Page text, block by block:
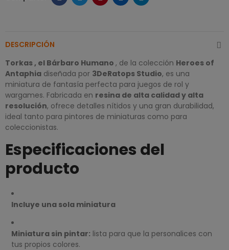
DESCRIPCIÓN
Torkas , el Bárbaro Humano , de la colección Heroes of
Antaphia diseñada por 3DeRatops Studio, es una
miniatura de fantasía perfecta para juegos de rol y
wargames. Fabricada en resina de alta calidad y alta
resolución, ofrece detalles nítidos y una gran durabilidad,
ideal tanto para pintores de miniaturas como para
coleccionistas.
Especificaciones del
producto
Incluye una sola miniatura
Miniatura sin pintar: lista para que la personalices con
tus propios colores.